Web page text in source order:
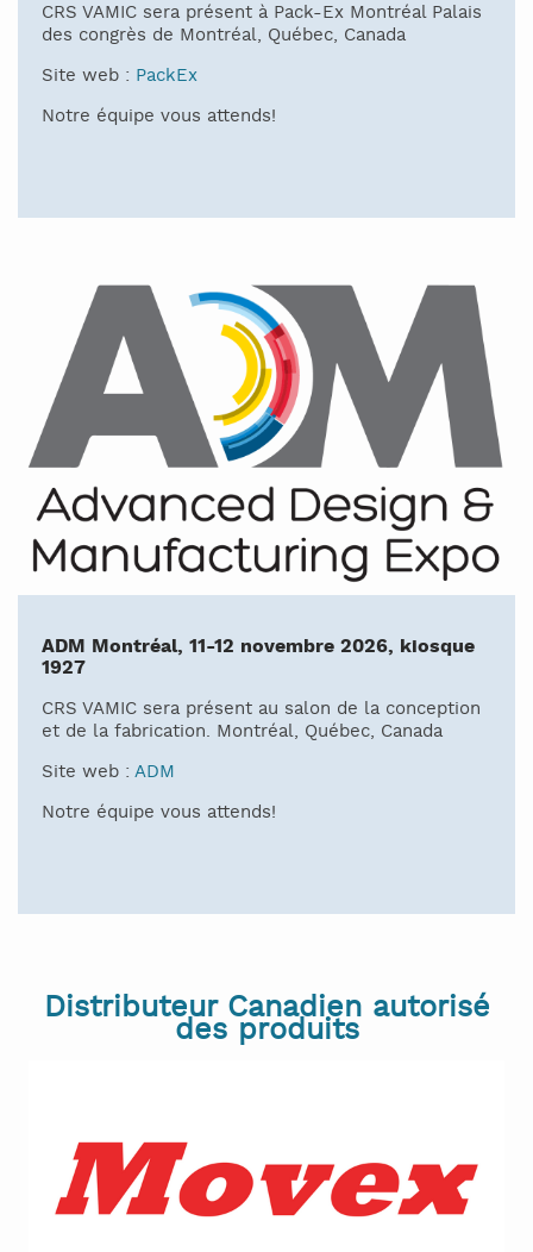
CRS VAMIC sera présent à Pack-Ex Montréal Palais
des congrès de Montréal, Québec, Canada
Site web : PackEx
Notre équipe vous attends!
ADM Montréal, 11-12 novembre 2026, kiosque
1927
CRS VAMIC sera présent au salon de la conception
et de la fabrication. Montréal, Québec, Canada
Site web : ADM
Notre équipe vous attends!
Distributeur Canadien autorisé
des produits